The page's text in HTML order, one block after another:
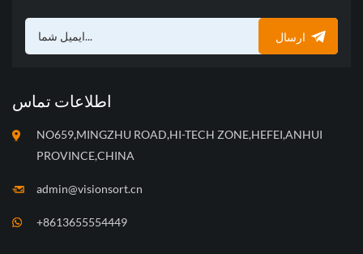
ارسال
اطلاعات تماس
NO659,MINGZHU ROAD,HI-TECH ZONE,HEFEI,ANHUI
PROVINCE,CHINA
admin@visionsort.cn
+8613655554449